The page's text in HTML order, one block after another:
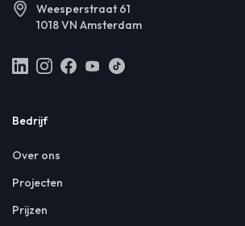
Weesperstraat 61
1018 VN Amsterdam
Bedrijf
Over ons
Projecten
Prijzen